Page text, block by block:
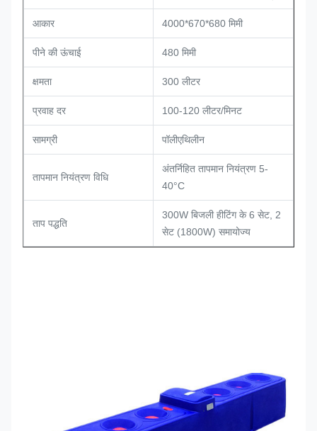
आकार 4000*670*680 मिमी
पीने की ऊंचाई 480 मिमी
क्षमता 300 लीटर
प्रवाह दर 100-120 लीटर/मिनट
सामग्री पॉलीएथिलीन
तापमान नियंत्रण विधि
अंतर्निहित तापमान नियंत्रण 5-
40°C
ताप पद्धति
300W बिजली हीटिंग के 6 सेट, 2
सेट (1800W) समायोज्य